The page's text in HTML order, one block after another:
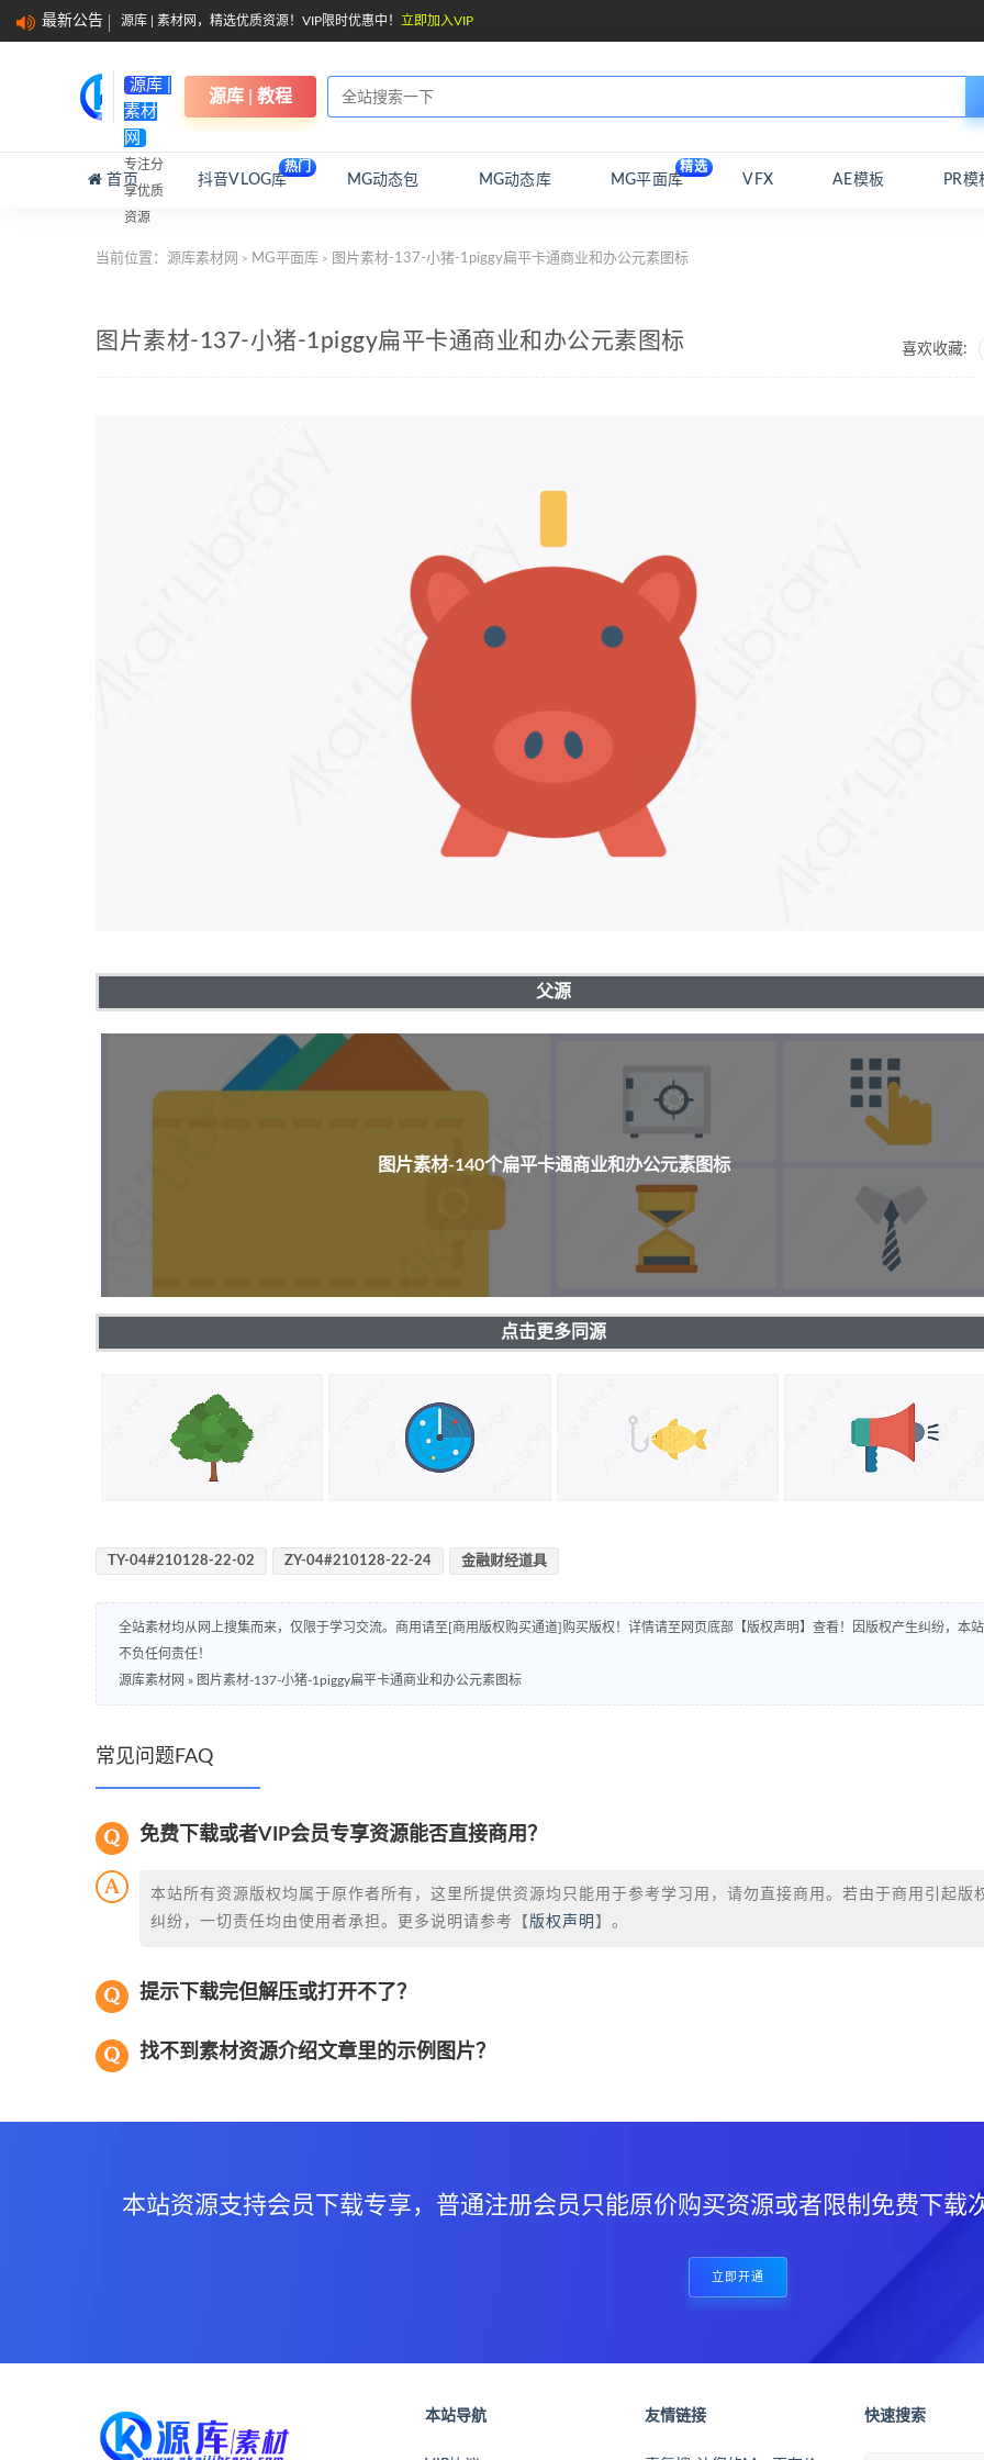
最新公告 源库 | 素材网，精选优质资源！VIP限时优惠中！ 立即加入VIP
源库 |
素材
网
专注分
享优质
资源
源库 | 教程
首页 抖音VLOG库
热门
MG动态包 MG动态库 MG平面库
精选
VFX AE模板 PR模
当前位置： 源库素材网 > MG平面库 > 图片素材-137-小猪-1piggy扁平卡通商业和办公元素图标
喜欢收藏:
图片素材-137-小猪-1piggy扁平卡通商业和办公元素图标
父源
图片素材-140个扁平卡通商业和办公元素图标
点击更多同源
TY-04#210128-22-02 ZY-04#210128-22-24 金融财经道具
全站素材均从网上搜集而来，仅限于学习交流。商用请至[商用版权购买通道]购买版权！详情请至网页底部【版权声明】查看！因版权产生纠纷，本站
不负任何责任！
源库素材网 » 图片素材-137-小猪-1piggy扁平卡通商业和办公元素图标
常见问题FAQ
免费下载或者VIP会员专享资源能否直接商用？
本站所有资源版权均属于原作者所有，这里所提供资源均只能用于参考学习用，请勿直接商用。若由于商用引起版
纠纷，一切责任均由使用者承担。更多说明请参考【 版权声明 】。
提示下载完但解压或打开不了？
找不到素材资源介绍文章里的示例图片？
本站资源支持会员下载专享，普通注册会员只能原价购买资源或者限制免费下载
立即开通
本站导航 友情链接 快速搜索